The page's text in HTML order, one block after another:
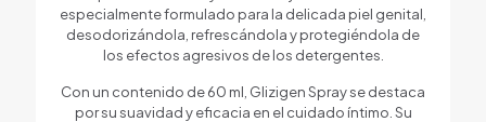
especialmente formulado para la delicada piel genital,
desodorizándola, refrescándola y protegiéndola de
los efectos agresivos de los detergentes.
Con un contenido de 60 ml, Glizigen Spray se destaca
por su suavidad y eficacia en el cuidado íntimo. Su